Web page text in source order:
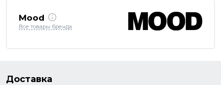
Mood
Все товары бренда
Доставка